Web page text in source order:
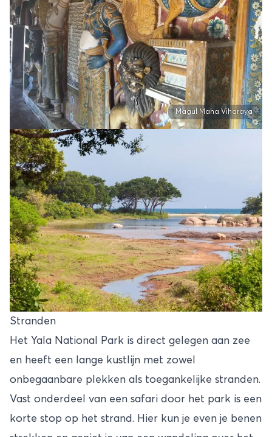
Magul Maha Viharaya
Stranden
Het Yala National Park is direct gelegen aan zee
en heeft een lange kustlijn met zowel
onbegaanbare plekken als toegankelijke stranden.
Vast onderdeel van een safari door het park is een
korte stop op het strand. Hier kun je even je benen